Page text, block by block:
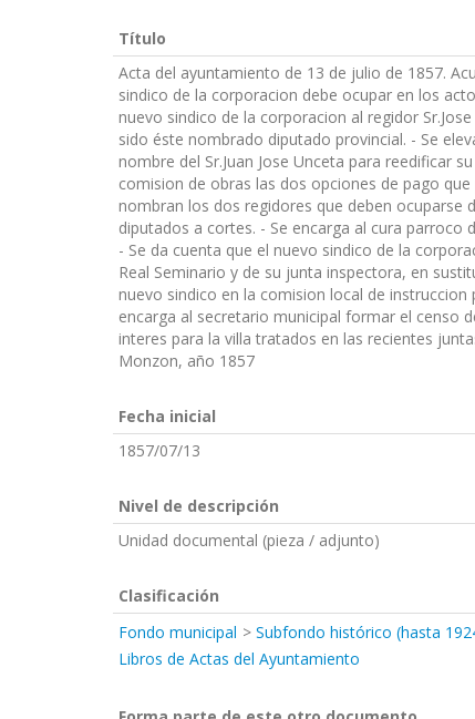
Título
Acta del ayuntamiento de 13 de julio de 1857.
sindico de la corporacion debe ocupar en los
nuevo sindico de la corporacion al regidor
sido éste nombrado diputado provincial. - Se
nombre del Sr.Juan Jose Unceta para reedificar
comision de obras las dos opciones de pago
nombran los dos regidores que deben ocuparse
diputados a cortes. - Se encarga al cura parroco
- Se da cuenta que el nuevo sindico de la
Real Seminario y de su junta inspectora, en
nuevo sindico en la comision local de instruccion
encarga al secretario municipal formar el censo
interes para la villa tratados en las recientes
Monzon, año 1857
Fecha inicial
1857/07/13
Nivel de descripción
Unidad documental (pieza / adjunto)
Clasificación
Fondo municipal
Subfondo histórico (hasta
Libros de Actas del Ayuntamiento